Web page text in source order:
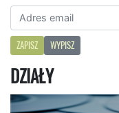
ZAPISZ WYPISZ
DZIAŁY